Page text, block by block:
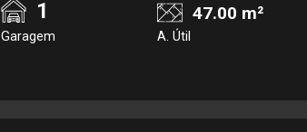
1
Garagem
47.00 m²
A. Útil